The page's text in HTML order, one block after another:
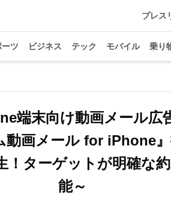
プレス
ーツ ビジネス テック モバイル 乗り
端末向け動画メール広
動画メール for iPhone
！ターゲットが明確な
能～